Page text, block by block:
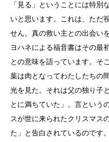
「見る」ということには特別
いと思います。これは、ただ
せん。真の救い主との出会い
ヨハネによる福音書はその最
との意味を語っています。そ
葉は肉となってわたしたちの
光を見た。それは父の独り子
とに満ちていた」。言という
スが世に来られたクリスマス
た」と告白されているのです